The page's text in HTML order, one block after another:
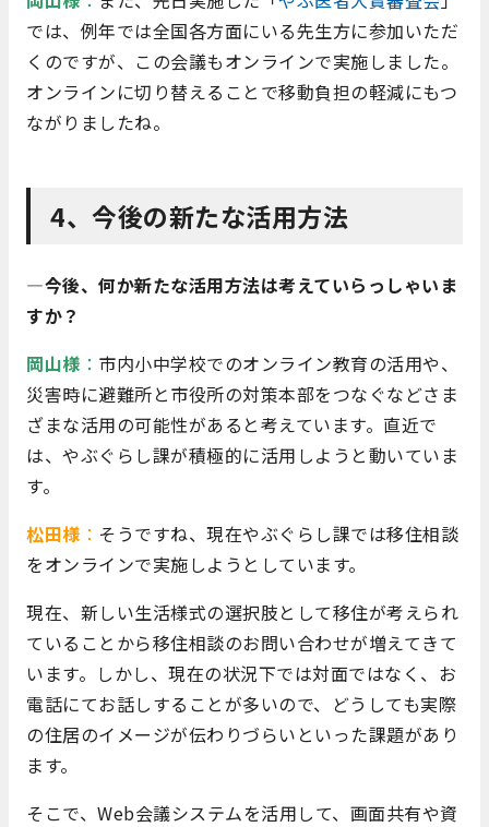
では、例年では全国各方面にいる先生方に参加いただ
くのですが、この会議もオンラインで実施しました。
オンラインに切り替えることで移動負担の軽減にもつ
ながりましたね。
4、今後の新たな活用方法
―今後、何か新たな活用方法は考えていらっしゃいま
すか？
岡山様 ： 市内小中学校でのオンライン教育の活用や、
災害時に避難所と市役所の対策本部をつなぐなどさま
ざまな活用の可能性があると考えています。直近で
は、やぶぐらし課が積極的に活用しようと動いていま
す。
松田様 ： そうですね、現在やぶぐらし課では移住相談
をオンラインで実施しようとしています。
現在、新しい生活様式の選択肢として移住が考えられ
ていることから移住相談のお問い合わせが増えてきて
います。しかし、現在の状況下では対面ではなく、お
電話にてお話しすることが多いので、どうしても実際
の住居のイメージが伝わりづらいといった課題があり
ます。
そこで、Web会議システムを活用して、画面共有や資